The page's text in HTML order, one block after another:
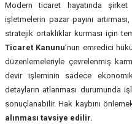
Modern ticaret hayatında
işletmelerin pazar payını
stratejik ortaklıklar kurması için
Ticaret Kanunu’nun emredici
düzenlemeleriyle çevrelenmiş
devir işleminin sadece
detayların atlanması durumunda
sonuçlanabilir. Hak kaybını
alınması tavsiye edilir.